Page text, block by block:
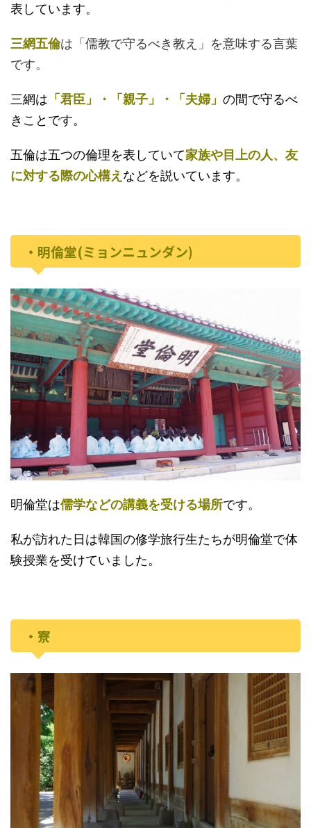
表しています。
三網五倫は「儒教で守るべき教え」を意味する言葉
です。
三網は 「君臣」・「親子」・「夫婦」 の間で守るべ
きことです。
五倫は五つの倫理を表していて家族や目上の人、友
に対する際の心構え などを説いています。
・明倫堂(ミョンニュンダン)
明倫堂は儒学などの講義を受ける場所です。
私が訪れた日は韓国の修学旅行生たちが明倫堂で体
験授業を受けていました。
・寮